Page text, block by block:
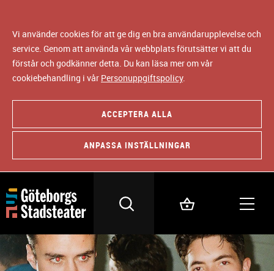
Vi använder cookies för att ge dig en bra användarupplevelse och
service. Genom att använda vår webbplats förutsätter vi att du
förstår och godkänner detta. Du kan läsa mer om vår
cookiebehandling i vår Personuppgiftspolicy.
ACCEPTERA ALLA
ANPASSA INSTÄLLNINGAR